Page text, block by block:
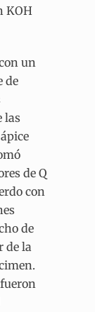
KOH
un
de
las
de Q
con
de
de la